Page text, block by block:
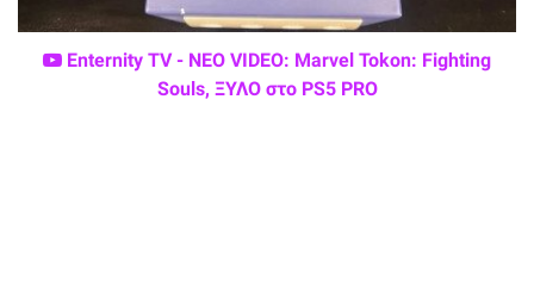
Enternity TV - ΝΕΟ VIDEO: Marvel Tokon: Fighting
Souls, ΞΥΛΟ στο PS5 PRO